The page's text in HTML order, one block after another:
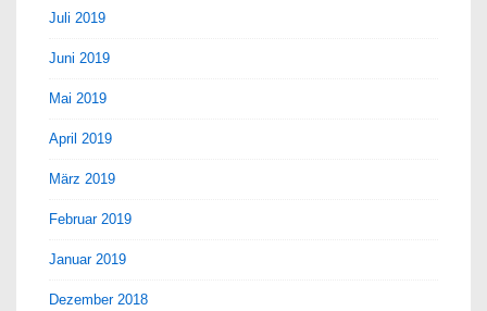
Juli 2019
Juni 2019
Mai 2019
April 2019
März 2019
Februar 2019
Januar 2019
Dezember 2018